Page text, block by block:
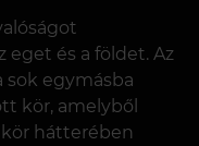
eget és a földet. Az
egymásba
kör, amelyből
hátterében